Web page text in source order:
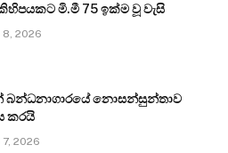
කිහිපයකට මි.මී 75 ඉක්ම වූ වැසි
2026
බන්ධනාගාරයේ නොසන්සුන්තාව
කරයි
2026